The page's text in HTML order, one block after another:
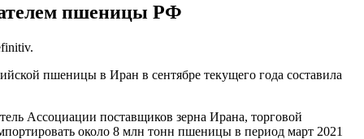
пшеницы РФ
пшеницы в Иран в сентябре текущего года составила
Ассоциации поставщиков зерна Ирана, торговой
около 8 млн тонн пшеницы в период март 2021